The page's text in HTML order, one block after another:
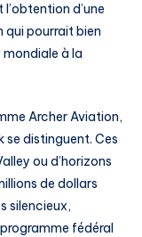
d’une
pourrait bien
mondiale à la
Archer Aviation,
se distinguent. Ces
ou d’horizons
de dollars
silencieux,
fédéral